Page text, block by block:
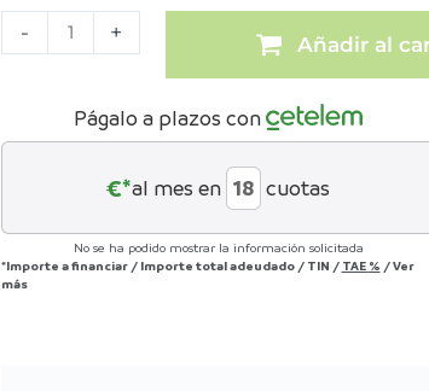
-
cantidad
+ Añadir al
Págalo a plazos con
€*al mes en cuotas
No se ha podido mostrar la información solicitada
*Importe a financiar / Importe total adeudado / TIN / TAE % /Ver
más